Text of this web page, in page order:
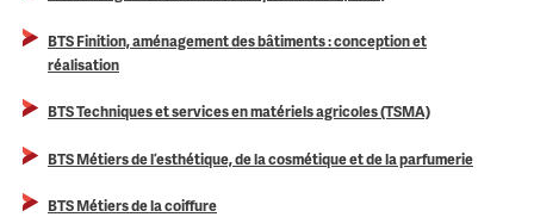
BTS Finition, aménagement des bâtiments : conception et
réalisation
BTS Techniques et services en matériels agricoles (TSMA)
BTS Métiers de l’esthétique, de la cosmétique et de la parfumerie
BTS Métiers de la coiffure